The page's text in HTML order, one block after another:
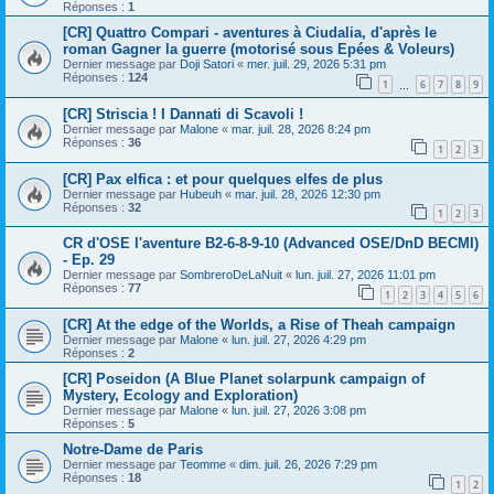
Réponses : 1
[CR] Quattro Compari - aventures à Ciudalia, d'après le
roman Gagner la guerre (motorisé sous Epées & Voleurs)
Dernier message par Doji Satori « mer. juil. 29, 2026 5:31 pm
Réponses : 124 1 6 7 8 9
[CR] Striscia ! I Dannati di Scavoli !
Dernier message par Malone « mar. juil. 28, 2026 8:24 pm
Réponses : 36 1 2 3
[CR] Pax elfica : et pour quelques elfes de plus
Dernier message par Hubeuh « mar. juil. 28, 2026 12:30 pm
Réponses : 32 1 2 3
CR d'OSE l'aventure B2-6-8-9-10 (Advanced OSE/DnD BECMI)
- Ep. 29
Dernier message par SombreroDeLaNuit « lun. juil. 27, 2026 11:01 pm
Réponses : 77 1 2 3 4 5 6
[CR] At the edge of the Worlds, a Rise of Theah campaign
Dernier message par Malone « lun. juil. 27, 2026 4:29 pm
Réponses : 2
[CR] Poseidon (A Blue Planet solarpunk campaign of
Mystery, Ecology and Exploration)
Dernier message par Malone « lun. juil. 27, 2026 3:08 pm
Réponses : 5
Notre-Dame de Paris
Dernier message par Teomme « dim. juil. 26, 2026 7:29 pm
Réponses : 18 1 2